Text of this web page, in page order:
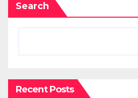
Search
Recent Posts